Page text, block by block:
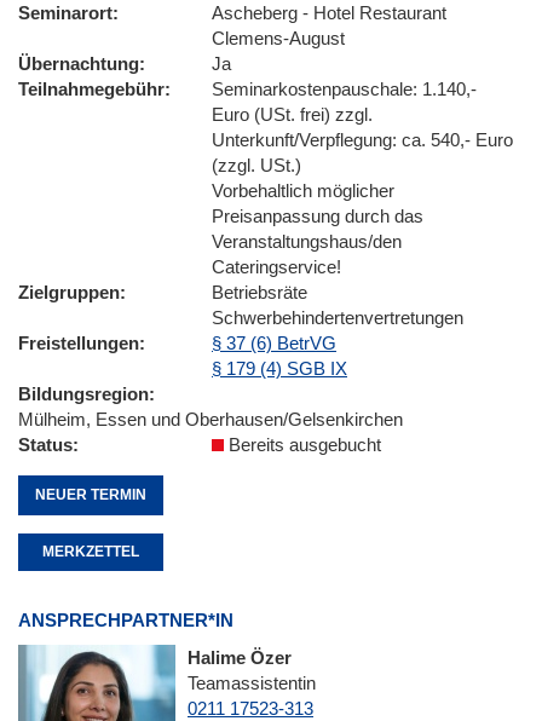
Seminarort
Ascheberg - Hotel Restaurant
Clemens-August
Übernachtung
Ja
Teilnahmegebühr
Seminarkostenpauschale: 1.140,-
Euro (USt. frei) zzgl.
Unterkunft/Verpflegung: ca. 540,- Euro
(zzgl. USt.)
Vorbehaltlich möglicher
Preisanpassung durch das
Veranstaltungshaus/den
Cateringservice!
Zielgruppen
Betriebsräte
Schwerbehindertenvertretungen
Freistellungen
§ 37 (6) BetrVG
§ 179 (4) SGB IX
Bildungsregion
Mülheim, Essen und Oberhausen/Gelsenkirchen
Status
Bereits ausgebucht
NEUER TERMIN
MERKZETTEL
ANSPRECHPARTNER*IN
Halime Özer
Teamassistentin
0211 17523-313